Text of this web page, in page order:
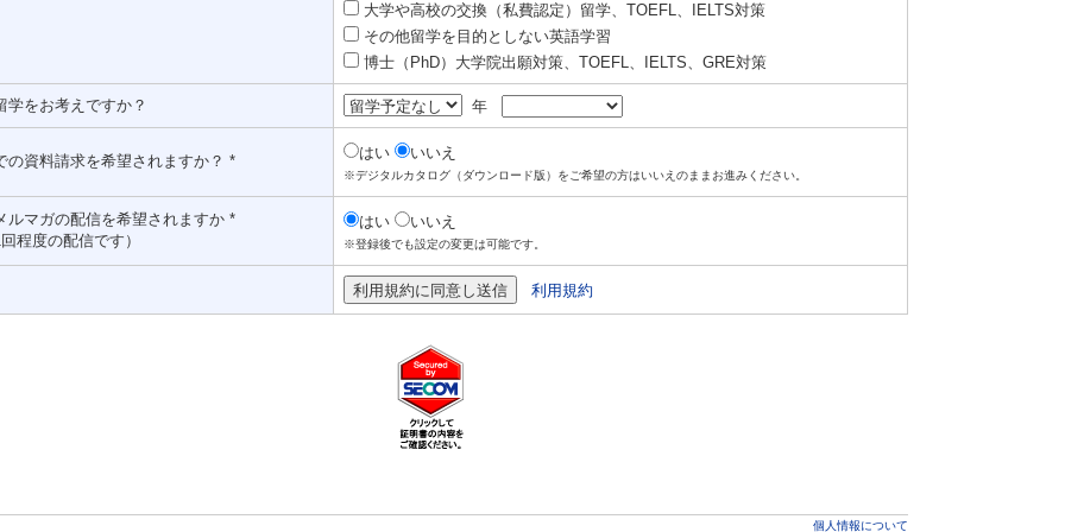
大学や高校の交換（私費認定）留学、TOEFL、IELTS対策
その他留学を目的としない英語学習
博士（PhD）大学院出願対策、TOEFL、IELTS、GRE対策
学をお考えですか？ 年
の資料請求を希望されますか？ * はい いいえ
※デジタルカタログ（ダウンロード版）をご希望の方はいいえのままお進みください。
ルマガの配信を希望されますか *
回程度の配信です）
はい いいえ
※登録後でも設定の変更は可能です。
利用規約
個人情報について